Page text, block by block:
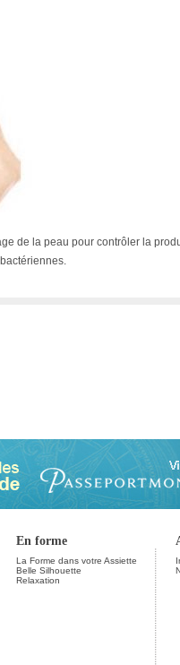
de la peau pour contrôler la
En forme
La Forme dans votre Assiette
Belle Silhouette
Relaxation